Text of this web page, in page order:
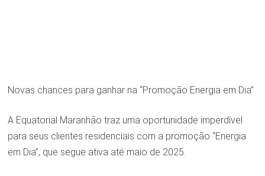
Novas chances para ganhar na “Promoção Energia em Dia”
A Equatorial Maranhão traz uma oportunidade imperdível
para seus clientes residenciais com a promoção “Energia
em Dia”, que segue ativa até maio de 2025.